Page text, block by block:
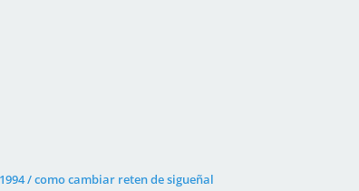
/ como cambiar reten de sigueñal